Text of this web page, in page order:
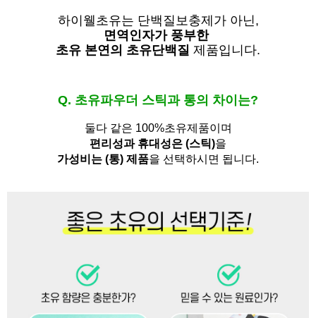
하이웰초유는 단백질보충제가 아닌,
면역인자가 풍부한
초유 본연의 초유단백질 제품입니다.
Q. 초유파우더 스틱과 통의 차이는?
둘다 같은 100%초유제품이며
편리성과 휴대성은 (스틱)을
가성비는 (통) 제품을 선택하시면 됩니다.